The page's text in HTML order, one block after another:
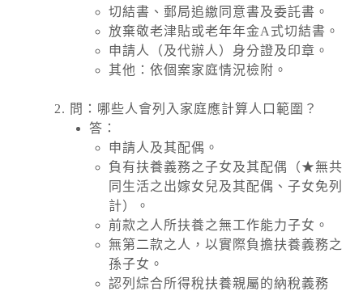
切結書、郵局追繳同意書及委託書。
放棄敬老津貼或老年年金A式切結書。
申請人（及代辦人）身分證及印章。
其他：依個案家庭情況檢附。
問：哪些人會列入家庭應計算人口範圍？
答：
申請人及其配偶。
負有扶養義務之子女及其配偶（★無共
同生活之出嫁女兒及其配偶、子女免列
計）。
前款之人所扶養之無工作能力子女。
無第二款之人，以實際負擔扶養義務之
孫子女。
認列綜合所得稅扶養親屬的納稅義務